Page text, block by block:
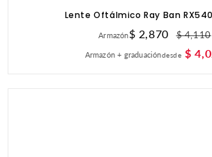
Lente Oftálmico Ray Ban
ArmazónPrecio
de
$ 2,870
Precio
$ 4,110
Armazón + graduacióndesde $